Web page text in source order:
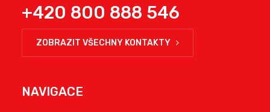
+420 800 888 546
ZOBRAZIT VŠECHNY KONTAKTY
NAVIGACE